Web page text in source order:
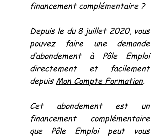
financement complémentaire ?
Depuis le du 8 juillet 2020, vous
pouvez faire une demande
d’abondement à Pôle Emploi
directement et facilement
depuis Mon Compte Formation.
Cet abondement est un
financement complémentaire
que Pôle Emploi peut vous